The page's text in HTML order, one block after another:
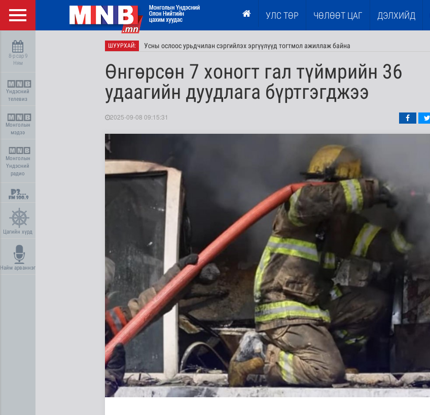
УЛС ТӨР ЧӨЛӨӨТ ЦАГ ДЭЛХИЙД
8-р сар 9
Ням
Үндэсний
телевиз
Монголын
мэдээ
Монголын
Үндэсний
радио
Цагийн хүрд
Найм арваннэг
ШУУРХАЙ: Усны ослоос урьдчилан сэргийлэх эргүүлүүд тогтмол ажиллаж байна
Манай улс 3.10 тонн алт гадаадад гаргажээ
Өнгөрсөн 7 хоногт гал түймрийн 36
удаагийн дуудлага бүртгэгджээ
2025-09-08 09:15:31